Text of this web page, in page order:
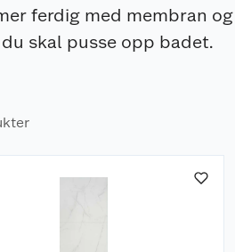
ferdig med membran
skal pusse opp badet.